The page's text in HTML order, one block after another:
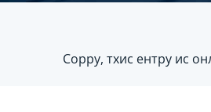
Соррy, тхис ентрy ис